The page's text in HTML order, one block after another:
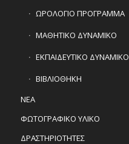
ΩΡΟΛΟΓΙΟ ΠΡΟΓΡΑΜΜΑ
ΜΑΘΗΤΙΚΟ ΔΥΝΑΜΙΚΟ
ΕΚΠΑΙΔΕΥΤΙΚΟ ΔΥΝΑΜΙΚΟ
ΒΙΒΛΙΟΘΗΚΗ
ΝΕΑ
ΦΩΤΟΓΡΑΦΙΚΟ ΥΛΙΚΟ
ΔΡΑΣΤΗΡΙΟΤΗΤΕΣ